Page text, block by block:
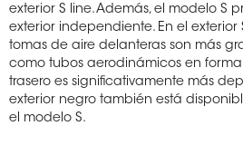
exterior S line. Además, el modelo S
exterior independiente. En el exterior
tomas de aire delanteras son más
como tubos aerodinámicos en forma
trasero es significativamente más
exterior negro también está
el modelo S.